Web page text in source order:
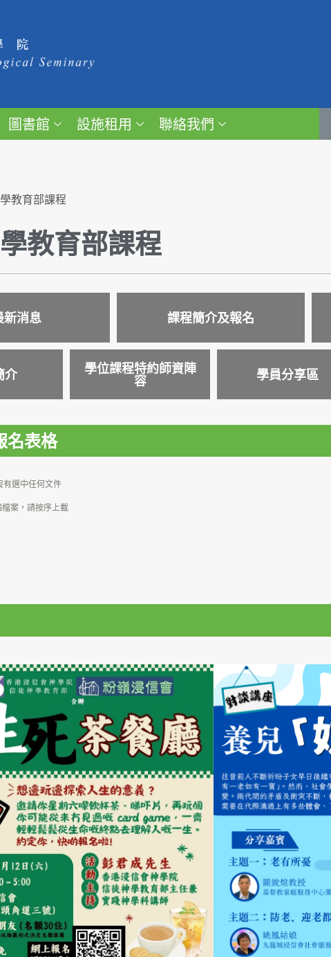
圖書館 設施租用 聯絡我們
教育部課程
教育部課程
新消息 課程簡介及報名
介
學位課程特約師資陣
容
學員分享區​
名表格
有選中任何文件
案，請按序上載